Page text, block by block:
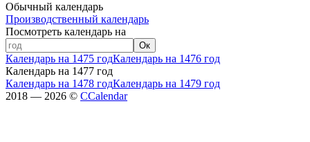
Обычный календарь
Производственный календарь
Посмотреть календарь на
Ок
Календарь на 1475 годКалендарь на 1476 год
Календарь на 1477 год
Календарь на 1478 годКалендарь на 1479 год
2018 — 2026 © CCalendar